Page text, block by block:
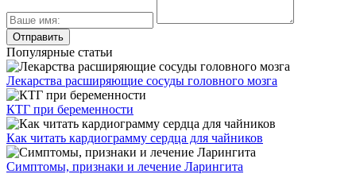
Популярные статьи
Лекарства расширяющие сосуды головного мозга
КТГ при беременности
Как читать кардиограмму сердца для чайников
Симптомы, признаки и лечение Ларингита